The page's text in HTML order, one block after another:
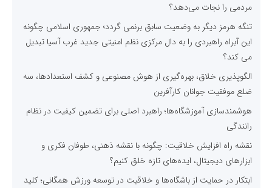
مردمی را نجات می‌دهد؟
تنگه هرمز دیگر به وضعیت سابق برنمی گردد؛ جمهوری اسلامی چگونه
این آبراه راهبردی را به دال مرکزی نظم امنیتی جدید غرب آسیا تبدیل
می کند؟
الگوپذیری خلاق، بهره‌گیری از هوش مصنوعی و کشف استعدادها، سه
ضلع موفقیت جوانان کارآفرین
هوشمندسازی آموزشگاه‌ها؛ راهبرد اصلی برای تضمین کیفیت در نظام
رانندگی
نقشه راه افزایش خلاقیت: چگونه با نقشه ذهنی، طوفان فکری و
ابزارهای دیجیتال، ایده‌های تازه خلق کنیم؟
ابتکار در حمایت از باشگاه‌ها و خلاقیت در توسعه ورزش همگانی؛ کلید